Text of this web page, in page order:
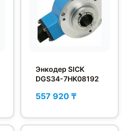
Энкодер SICK
DGS34-7HK08192
557 920 ₸